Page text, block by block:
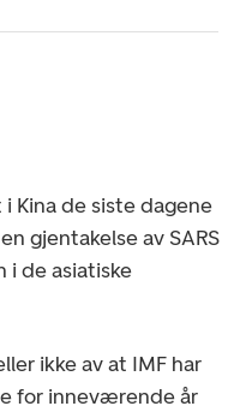
Kina de siste dagene
gjentakelse av SARS
i de asiatiske
ikke av at IMF har
for inneværende år